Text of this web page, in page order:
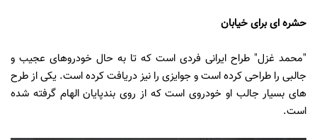
حشره ای برای خیابان
"محمد غزل" طراح ایرانی فردی است که تا به حال خودروهای عجیب و
جالبی را طراحی کرده است و جوایزی را نیز دریافت کرده است. یکی از طرح
های بسیار جالب او خودروی است که از روی بندپایان الهام گرفته شده
است.